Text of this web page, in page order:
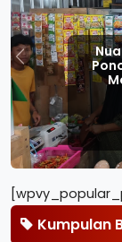
Kodim
Harga
Previous
Kumpulan